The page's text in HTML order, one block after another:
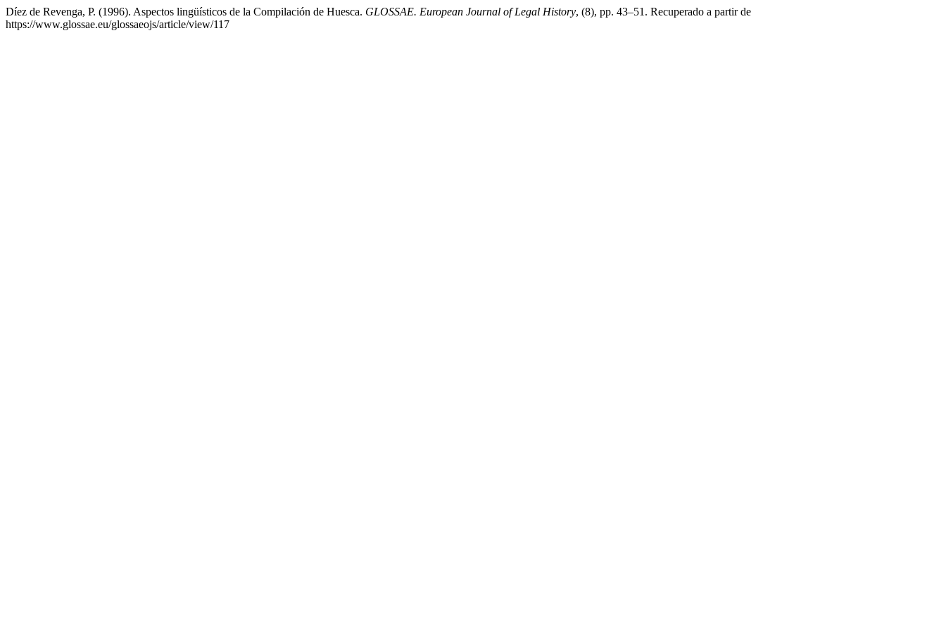
Díez de Revenga, P. (1996). Aspectos lingüísticos de la Compilación de Huesca. GLOSSAE. European Journal of Legal History, (8), pp. 43–51. Recuperado a partir de
https://www.glossae.eu/glossaeojs/article/view/117